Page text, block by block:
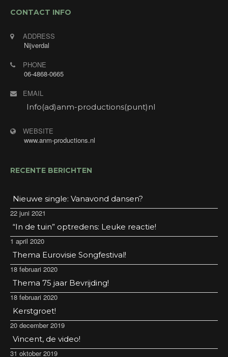
CONTACT INFO
ADDRESS
Nijverdal
PHONE
06-4868-0665
EMAIL
Info(ad)anm-productions(punt)nl
WEBSITE
www.anm-productions.nl
RECENTE BERICHTEN
Nieuwe single: Vanavond dansen?
22 juni 2021
“In de tuin” optredens: Leuke reactie!
1 april 2020
Thema Eurovisie Songfestival!
18 februari 2020
Thema 75 jaar Bevrijding!
18 februari 2020
Kerstgroet!
20 december 2019
Vincent, de video!
31 oktober 2019